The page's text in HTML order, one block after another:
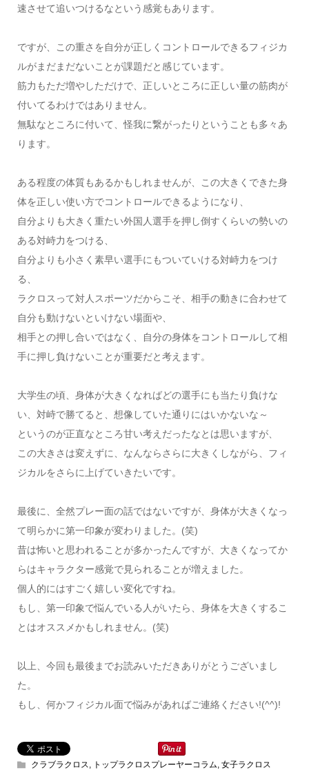
速させて追いつけるなという感覚もあります。
ですが、この重さを自分が正しくコントロールできるフィジカ
ルがまだまだないことが課題だと感じています。
筋力もただ増やしただけで、正しいところに正しい量の筋肉が
付いてるわけではありません。
無駄なところに付いて、怪我に繋がったりということも多々あ
ります。
ある程度の体質もあるかもしれませんが、この大きくできた身
体を正しい使い方でコントロールできるようになり、
自分よりも大きく重たい外国人選手を押し倒すくらいの勢いの
ある対峙力をつける、
自分よりも小さく素早い選手にもついていける対峙力をつけ
る、
ラクロスって対人スポーツだからこそ、相手の動きに合わせて
自分も動けないといけない場面や、
相手との押し合いではなく、自分の身体をコントロールして相
手に押し負けないことが重要だと考えます。
大学生の頃、身体が大きくなればどの選手にも当たり負けな
い、対峙で勝てると、想像していた通りにはいかないな～
というのが正直なところ甘い考えだったなとは思いますが、
この大きさは変えずに、なんならさらに大きくしながら、フィ
ジカルをさらに上げていきたいです。
最後に、全然プレー面の話ではないですが、身体が大きくなっ
て明らかに第一印象が変わりました。(笑)
昔は怖いと思われることが多かったんですが、大きくなってか
らはキャラクター感覚で見られることが増えました。
個人的にはすごく嬉しい変化ですね。
もし、第一印象で悩んでいる人がいたら、身体を大きくするこ
とはオススメかもしれません。(笑)
以上、今回も最後までお読みいただきありがとうございまし
た。
もし、何かフィジカル面で悩みがあればご連絡ください!(^^)!
クラブラクロス, トップラクロスプレーヤーコラム, 女子ラクロス